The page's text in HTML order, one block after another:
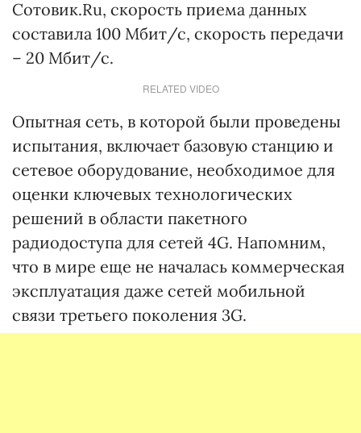
Сотовик.Ru, скорость приема данных
составила 100 Мбит/с, скорость передачи
– 20 Мбит/с.
RELATED VIDEO
Опытная сеть, в которой были проведены
испытания, включает базовую станцию и
сетевое оборудование, необходимое для
оценки ключевых технологических
решений в области пакетного
радиодоступа для сетей 4G. Напомним,
что в мире еще не началась коммерческая
эксплуатация даже сетей мобильной
связи третьего поколения 3G.